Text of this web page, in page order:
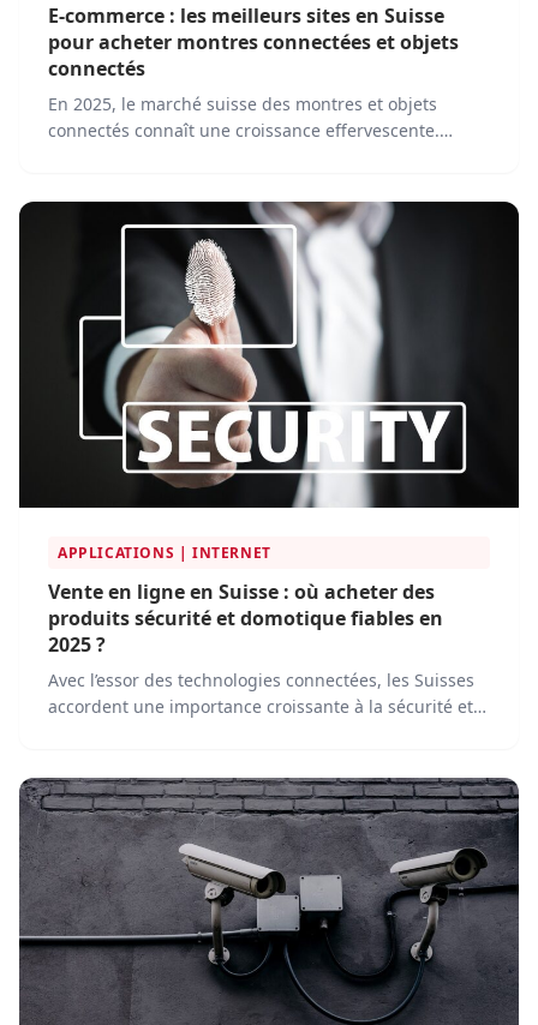
E-commerce : les meilleurs sites en Suisse
pour acheter montres connectées et objets
connectés
En 2025, le marché suisse des montres et objets
connectés connaît une croissance effervescente.
quotidien s’achètent désormais en quelques clics.
APPLICATIONS | INTERNET
Vente en ligne en Suisse : où acheter des
produits sécurité et domotique fiables en
2025 ?
Avec l’essor des technologies connectées, les Suisses
accordent une importance croissante à la sécurité et à